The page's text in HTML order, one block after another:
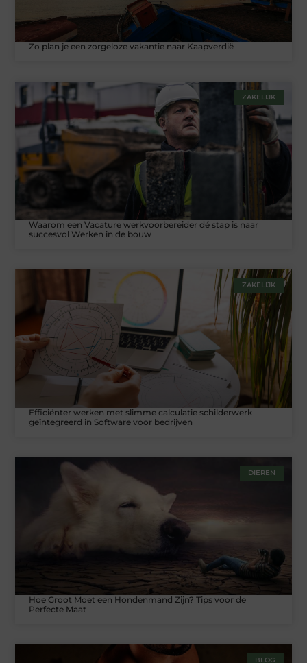
Zo plan je een zorgeloze vakantie naar Kaapverdië
ZAKELIJK
Waarom een Vacature werkvoorbereider dé stap is naar
succesvol Werken in de bouw
ZAKELIJK
Efficiënter werken met slimme calculatie schilderwerk
geïntegreerd in Software voor bedrijven
DIEREN
Hoe Groot Moet een Hondenmand Zijn? Tips voor de
Perfecte Maat
BLOG